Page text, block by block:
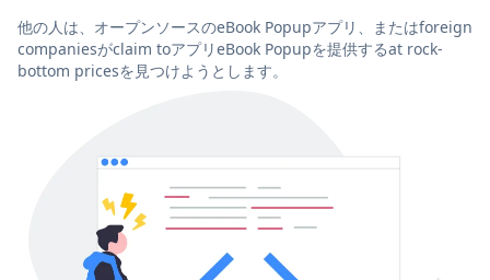
他の人は、オープンソースのeBook Popupアプリ、またはforeign
companiesがclaim toアプリeBook Popupを提供するat rock-
bottom pricesを見つけようとします。